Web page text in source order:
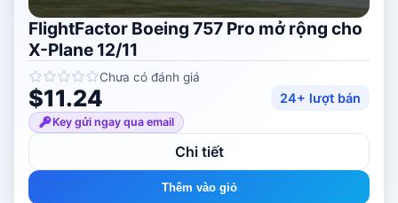
FlightFactor Boeing 757 Pro mở rộng cho
X-Plane 12/11
Chưa có đánh giá
$11.24 24+ lượt bán
Key gửi ngay qua email
Chi tiết
Thêm vào giỏ